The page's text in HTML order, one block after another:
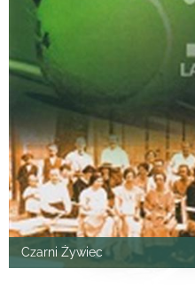
Czarni Żywiec